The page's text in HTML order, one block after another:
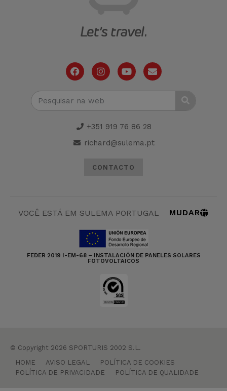
+351 919 76 86 28
richard@sulema.pt
CONTACTO
VOCÊ ESTÁ EM SULEMA PORTUGAL MUDAR
FEDER 2019 I-EM-68 – INSTALACIÓN DE PANELES SOLARES
FOTOVOLTAICOS
© Copyright 2026 SPORTURIS 2002 S.L.
HOME
AVISO LEGAL
POLÍTICA DE COOKIES
POLÍTICA DE PRIVACIDADE
POLÍTICA DE QUALIDADE